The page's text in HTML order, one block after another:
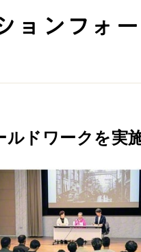
取り組み
音楽活動
展示活動
教育本部
図書贈呈
ョンフォ
ルドワークを実